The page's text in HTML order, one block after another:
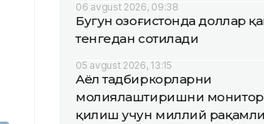
06 avgust 2026, 09:38
Бугун Қозоғистонда доллар
тенгедан сотилади
05 avgust 2026, 13:15
Аёл тадбиркорларни
молиялаштиришни
қилиш учун миллий рақамли